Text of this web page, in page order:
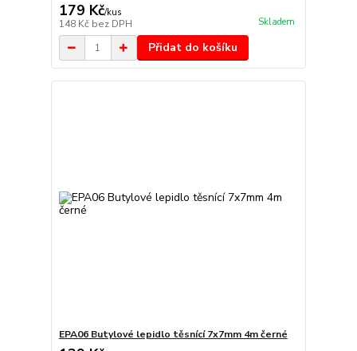
179 Kč/kus
148 Kč bez DPH Skladem
Přidat do košíku
EPA06 Butylové lepidlo těsnící 7x7mm 4m černé